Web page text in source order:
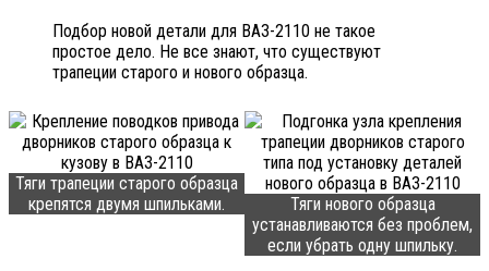
Подбор новой детали для ВАЗ-2110 не такое
простое дело. Не все знают, что существуют
трапеции старого и нового образца.
Тяги трапеции старого образца
крепятся двумя шпильками.
Тяги нового образца
устанавливаются без проблем,
если убрать одну шпильку.